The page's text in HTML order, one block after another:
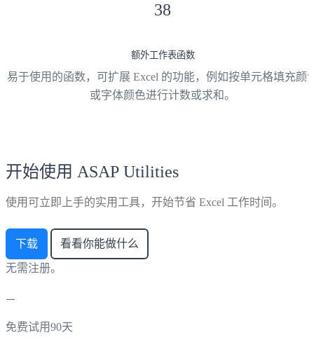
38
额外工作表函数
易于使用的函数，可扩展 Excel 的功能，例如按单元格填充颜
或字体颜色进行计数或求和。
开始使用 ASAP Utilities
使用可立即上手的实用工具，开始节省 Excel 工作时间。
下载 看看你能做什么
无需注册。
免费试用90天